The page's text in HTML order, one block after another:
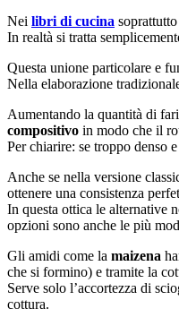
Nei libri di cucina
In realtà si tratta
Questa unione particolare e
Nella elaborazione
Aumentando la quantità di
compositivo in modo che il
Per chiarire: se troppo denso
Anche se nella versione
ottenere una consistenza
In questa ottica le alternative
opzioni sono anche le più
Gli amidi come la maizena
che si formino) e tramite la
Serve solo l’accortezza di
cottura.